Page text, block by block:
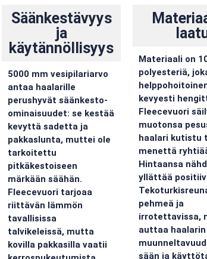
Säänkestävyys
ja
käytännöllisyys
5000 mm vesipilariarvo
antaa haalarille
perushyvät säänkesto-
ominaisuudet: se kestää
kevyttä sadetta ja
pakkaslunta, muttei ole
tarkoitettu
pitkäkestoiseen
märkään säähän.
Fleecevuori tarjoaa
riittävän lämmön
tavallisissa
talvikeleissä, mutta
kovilla pakkasilla vaatii
Materiaali on
polyesteriä,
kevyesti
Fleecevuori
muotonsa
haalari kutistu
menettä
Hintaansa
yllättää
pehmeä ja
irrotettavissa,
auttaa haalarin
sään ja